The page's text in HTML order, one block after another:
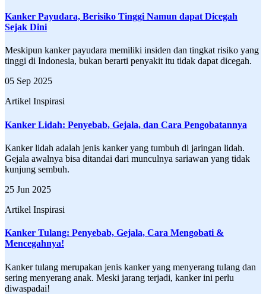
Kanker Payudara, Berisiko Tinggi Namun dapat Dicegah
Sejak Dini
Meskipun kanker payudara memiliki insiden dan tingkat risiko yang
tinggi di Indonesia, bukan berarti penyakit itu tidak dapat dicegah.
05 Sep 2025
Artikel Inspirasi
Kanker Lidah: Penyebab, Gejala, dan Cara Pengobatannya
Kanker lidah adalah jenis kanker yang tumbuh di jaringan lidah.
Gejala awalnya bisa ditandai dari munculnya sariawan yang tidak
kunjung sembuh.
25 Jun 2025
Artikel Inspirasi
Kanker Tulang: Penyebab, Gejala, Cara Mengobati &
Mencegahnya!
Kanker tulang merupakan jenis kanker yang menyerang tulang dan
sering menyerang anak. Meski jarang terjadi, kanker ini perlu
diwaspadai!